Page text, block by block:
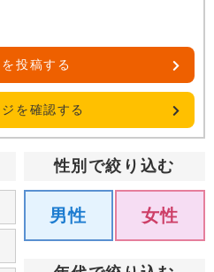
投稿する
を確認する
性別で絞り込む
男性 女性